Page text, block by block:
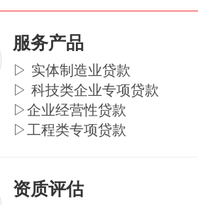
服务产品
▷ 实体制造业贷款
▷ 科技类企业专项贷款
▷企业经营性贷款
▷工程类专项贷款
资质评估